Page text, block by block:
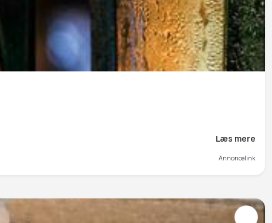
Læs mere
Annoncelink